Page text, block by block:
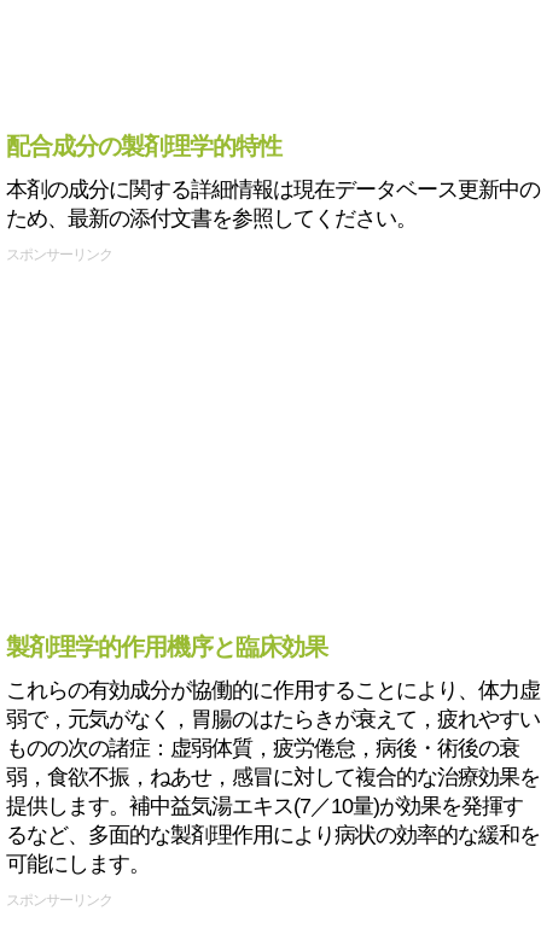
配合成分の製剤理学的特性
本剤の成分に関する詳細情報は現在データベース更新中の
ため、最新の添付文書を参照してください。
スポンサーリンク
製剤理学的作用機序と臨床効果
これらの有効成分が協働的に作用することにより、体力虚
弱で，元気がなく，胃腸のはたらきが衰えて，疲れやすい
ものの次の諸症：虚弱体質，疲労倦怠，病後・術後の衰
弱，食欲不振，ねあせ，感冒に対して複合的な治療効果を
提供します。補中益気湯エキス(7／10量)が効果を発揮す
るなど、多面的な製剤理作用により病状の効率的な緩和を
可能にします。
スポンサーリンク